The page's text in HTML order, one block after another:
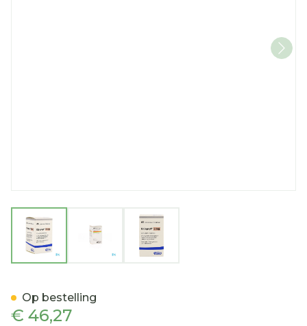
View larger imageView larger imageView larger image
€ 46,27
Op bestelling